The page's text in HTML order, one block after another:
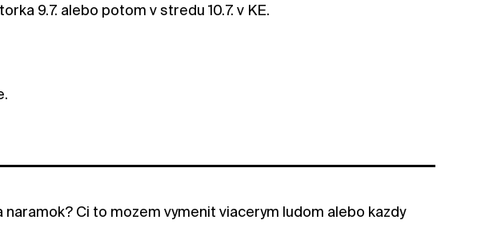
9.7. alebo potom v stredu 10.7. v KE.
Ci to mozem vymenit viacerym ludom alebo kazdy